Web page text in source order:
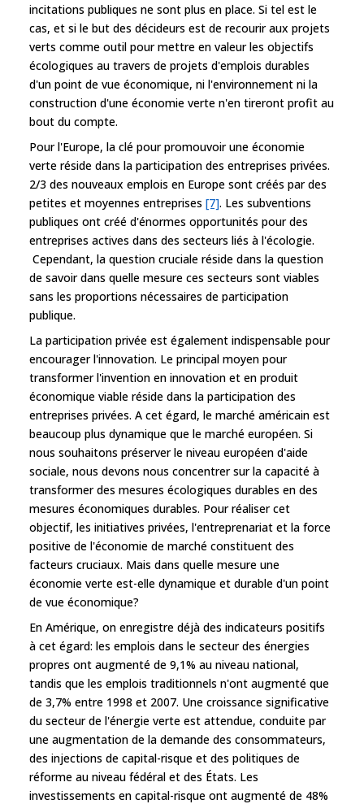
incitations publiques ne sont plus en place. Si tel est le
cas, et si le but des décideurs est de recourir aux projets
verts comme outil pour mettre en valeur les objectifs
écologiques au travers de projets d'emplois durables
d'un point de vue économique, ni l'environnement ni la
construction d'une économie verte n'en tireront profit au
bout du compte.
Pour l'Europe, la clé pour promouvoir une économie
verte réside dans la participation des entreprises privées.
2/3 des nouveaux emplois en Europe sont créés par des
petites et moyennes entreprises [7]. Les subventions
publiques ont créé d'énormes opportunités pour des
entreprises actives dans des secteurs liés à l'écologie.
Cependant, la question cruciale réside dans la question
de savoir dans quelle mesure ces secteurs sont viables
sans les proportions nécessaires de participation
publique.
La participation privée est également indispensable pour
encourager l'innovation. Le principal moyen pour
transformer l'invention en innovation et en produit
économique viable réside dans la participation des
entreprises privées. A cet égard, le marché américain est
beaucoup plus dynamique que le marché européen. Si
nous souhaitons préserver le niveau européen d'aide
sociale, nous devons nous concentrer sur la capacité à
transformer des mesures écologiques durables en des
mesures économiques durables. Pour réaliser cet
objectif, les initiatives privées, l'entreprenariat et la force
positive de l'économie de marché constituent des
facteurs cruciaux. Mais dans quelle mesure une
économie verte est-elle dynamique et durable d'un point
de vue économique?
En Amérique, on enregistre déjà des indicateurs positifs
à cet égard: les emplois dans le secteur des énergies
propres ont augmenté de 9,1% au niveau national,
tandis que les emplois traditionnels n'ont augmenté que
de 3,7% entre 1998 et 2007. Une croissance significative
du secteur de l'énergie verte est attendue, conduite par
une augmentation de la demande des consommateurs,
des injections de capital-risque et des politiques de
réforme au niveau fédéral et des États. Les
investissements en capital-risque ont augmenté de 48%